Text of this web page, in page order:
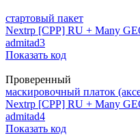
стартовый пакет
Nextrp [CPP] RU + Many
admitad3
Показать код
Проверенный
маскировочный платок
Nextrp [CPP] RU + Many
admitad4
Показать код